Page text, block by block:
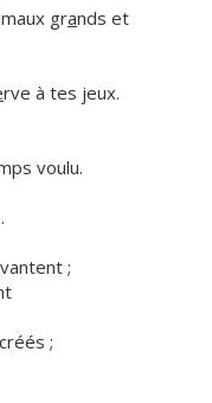
grands et
rve à tes jeux.
voulu.
;
;